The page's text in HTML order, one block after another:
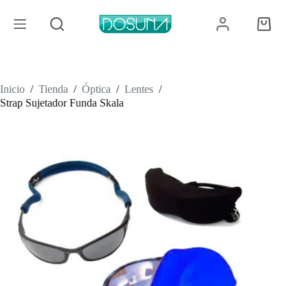
contenido
Carro
de
Inicio / Tienda / Óptica / Lentes /
Strap Sujetador Funda Skala